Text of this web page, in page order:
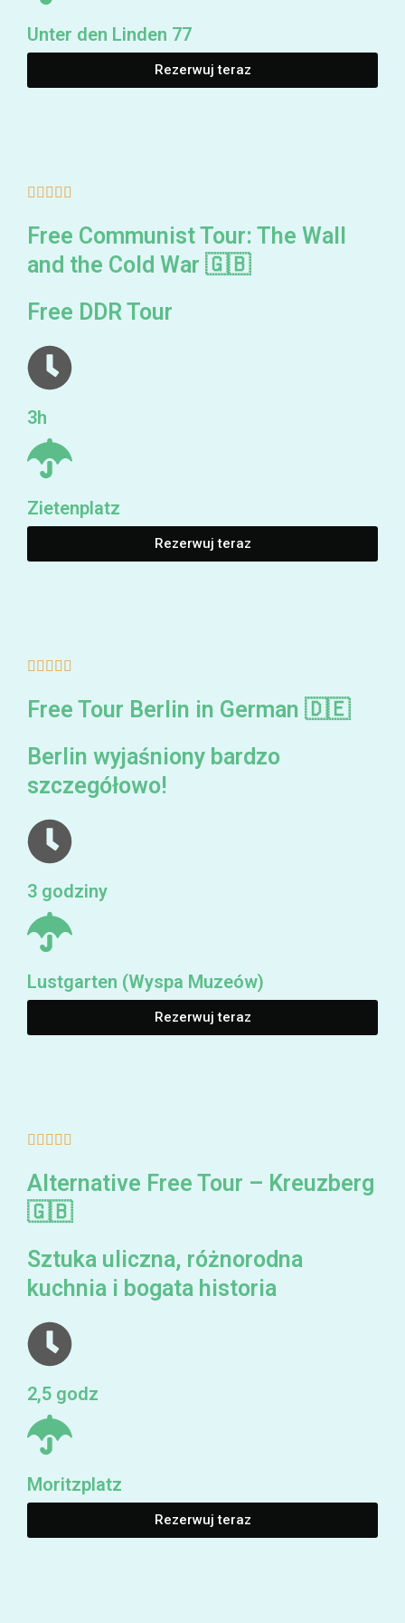
Unter den Linden 77
Rezerwuj teraz
    
Free Communist Tour: The Wall
and the Cold War 🇬🇧
Free DDR Tour
3h
Zietenplatz
Rezerwuj teraz
    
Free Tour Berlin in German 🇩🇪
Berlin wyjaśniony bardzo
szczegółowo!
3 godziny
Lustgarten (Wyspa Muzeów)
Rezerwuj teraz
    
Alternative Free Tour – Kreuzberg
🇬🇧
Sztuka uliczna, różnorodna
kuchnia i bogata historia
2,5 godz
Moritzplatz
Rezerwuj teraz